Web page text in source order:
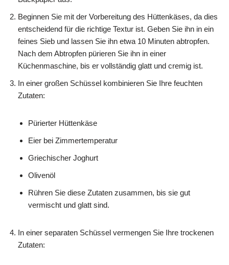
Beginnen Sie mit der Vorbereitung des Hüttenkäses, da dies
entscheidend für die richtige Textur ist. Geben Sie ihn in ein
feines Sieb und lassen Sie ihn etwa 10 Minuten abtropfen.
Nach dem Abtropfen pürieren Sie ihn in einer
Küchenmaschine, bis er vollständig glatt und cremig ist.
In einer großen Schüssel kombinieren Sie Ihre feuchten
Zutaten:
Pürierter Hüttenkäse
Eier bei Zimmertemperatur
Griechischer Joghurt
Olivenöl
Rühren Sie diese Zutaten zusammen, bis sie gut
vermischt und glatt sind.
In einer separaten Schüssel vermengen Sie Ihre trockenen
Zutaten: